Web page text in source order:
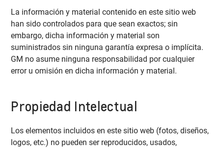
La información y material contenido en este sitio web
han sido controlados para que sean exactos; sin
embargo, dicha información y material son
suministrados sin ninguna garantía expresa o implícita.
GM no asume ninguna responsabilidad por cualquier
error u omisión en dicha información y material.
Propiedad Intelectual
Los elementos incluidos en este sitio web (fotos, diseños,
logos, etc.) no pueden ser reproducidos, usados,